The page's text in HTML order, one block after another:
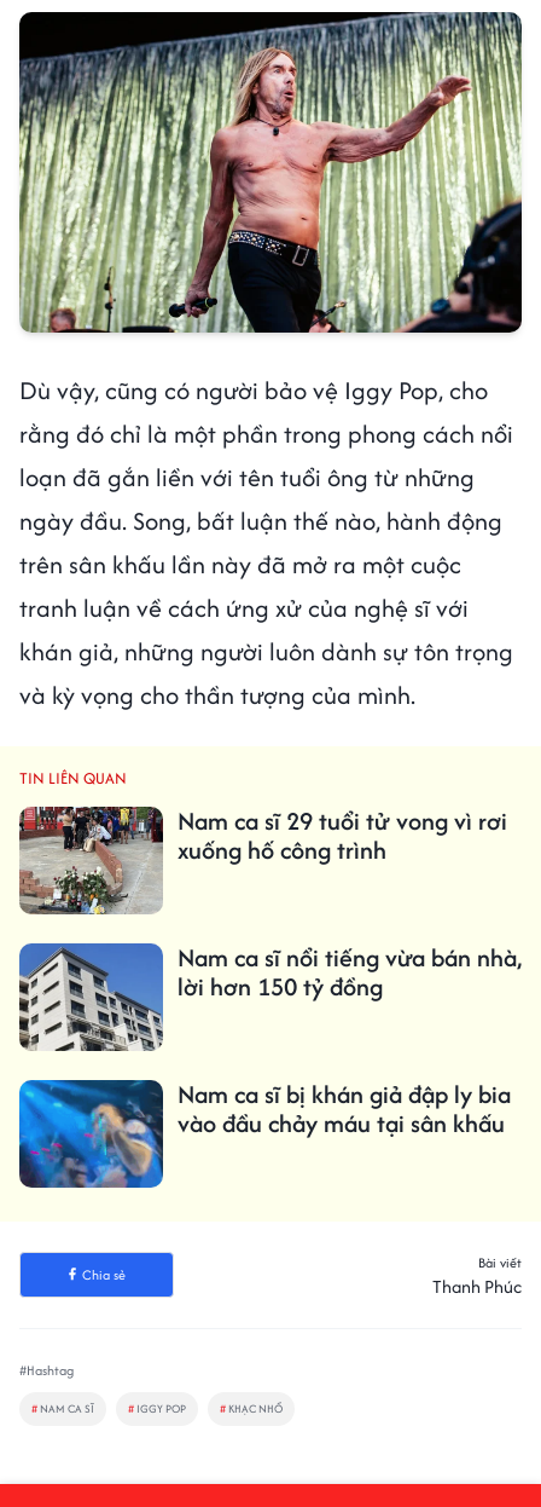
Dù vậy, cũng có người bảo vệ Iggy Pop, cho
rằng đó chỉ là một phần trong phong cách nổi
loạn đã gắn liền với tên tuổi ông từ những
ngày đầu. Song, bất luận thế nào, hành động
trên sân khấu lần này đã mở ra một cuộc
tranh luận về cách ứng xử của nghệ sĩ với
khán giả, những người luôn dành sự tôn trọng
và kỳ vọng cho thần tượng của mình.
TIN LIÊN QUAN
Nam ca sĩ 29 tuổi tử vong vì rơi
xuống hố công trình
Nam ca sĩ nổi tiếng vừa bán nhà,
lời hơn 150 tỷ đồng
Nam ca sĩ bị khán giả đập ly bia
vào đầu chảy máu tại sân khấu
Chia sẻ
Bài viết
Thanh Phúc
#Hashtag
# NAM CA SĨ # IGGY POP # KHẠC NHỔ